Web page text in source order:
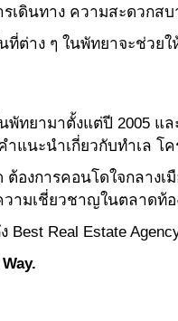
ดินทาง ความสะดวกส
ที่ต่าง ๆ ในพัทยาจะช่ว
นพัทยามาตั้งแต่ปี
แนะนำเกี่ยวกับทำเล
งการคอนโดใจกลาง
วามเชี่ยวชาญในตลาดท้
Real Estate